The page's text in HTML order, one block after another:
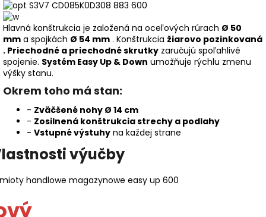
Hlavná konštrukcia je založená na oceľových rúrach Ø 50
mm a spojkách Ø 54 mm . Konštrukcia žiarovo pozinkovaná
. Priechodné a priechodné skrutky zaručujú spoľahlivé
spojenie. Systém Easy Up & Down umožňuje rýchlu zmenu
výšky stanu.
Okrem toho má stan:
- Zväčšené nohy Ø 14 cm
- Zosilnená konštrukcia strechy a podlahy
- Vstupné výstuhy na každej strane
výučby